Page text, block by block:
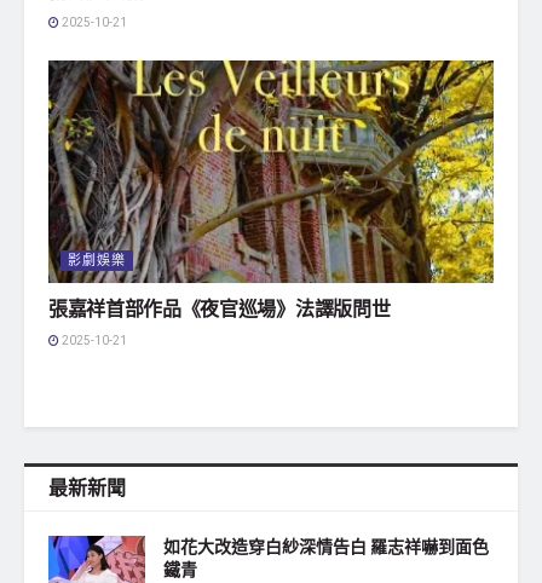
2025-10-21
影劇娛樂
張嘉祥首部作品《夜官巡場》法譯版問世
2025-10-21
最新新聞
如花大改造穿白紗深情告白 羅志祥嚇到面色
鐵青